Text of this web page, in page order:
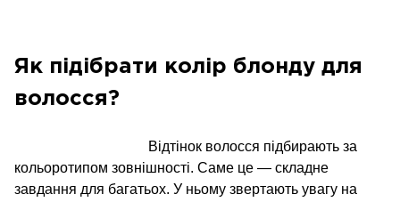
Як підібрати колір блонду для
волосся?
Відтінок волосся підбирають за
кольоротипом зовнішності. Саме це — складне
завдання для багатьох. У ньому звертають увагу на